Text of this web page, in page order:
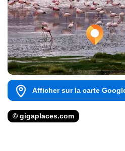
Afficher sur la carte
© gigaplaces.com